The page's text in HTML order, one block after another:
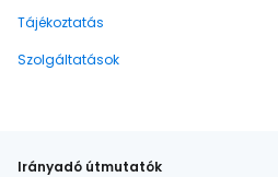
Tájékoztatás
Szolgáltatások
Irányadó útmutatók